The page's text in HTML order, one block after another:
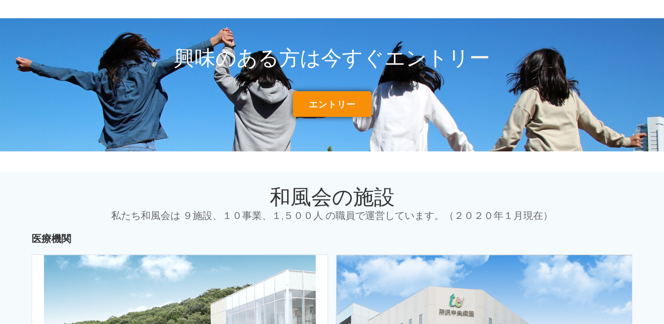
興味のある方は今すぐエントリー
エントリー
和風会の施設
私たち和風会は ９施設、１０事業、１,５００人 の職員で運営しています。（２０２０年１月現在）
医療機関